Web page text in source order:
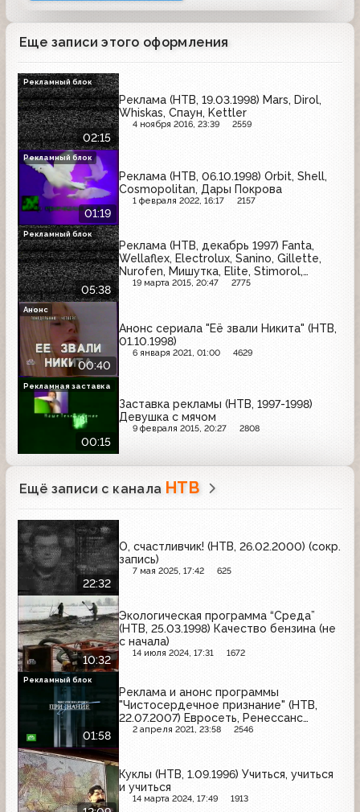
Еще записи этого оформления
02:15
Реклама (НТВ, 19.03.1998) Mars, Dirol,
Whiskas, Спаун, Kettler
4 ноября 2016, 23:39 2559
Рекламный блок
01:19
Реклама (НТВ, 06.10.1998) Orbit, Shell,
Cosmopolitan, Дары Покрова
1 февраля 2022, 16:17 2157
Рекламный блок
05:38
Реклама (НТВ, декабрь 1997) Fanta,
Wellaflex, Electrolux, Sanino, Gillette,
Nurofen, Мишутка, Elite, Stimorol,
Maybelline, Септолете
19 марта 2015, 20:47 2775
Рекламный блок
00:40
Анонс сериала "Её звали Никита" (НТВ,
01.10.1998)
6 января 2021, 01:00 4629
Анонс
00:15
Заставка рекламы (НТВ, 1997-1998)
Девушка с мячом
9 февраля 2015, 20:27 2808
Рекламная заставка
Ещё записи с канала НТВ
22:32
О, счастливчик! (НТВ, 26.02.2000) (сокр.
запись)
7 мая 2025, 17:42 625
10:32
Экологическая программа “Среда”
(НТВ, 25.03.1998) Качество бензина (не
с начала)
14 июля 2024, 17:31 1672
01:58
Реклама и анонс программы
"Чистосердечное признание" (НТВ,
22.07.2007) Евросеть, Ренессанс
страхование, Чудо, Axe
2 апреля 2021, 23:58 2546
Рекламный блок
Куклы (НТВ, 1.09.1996) Учиться, учиться
и учиться
14 марта 2024, 17:49 1913